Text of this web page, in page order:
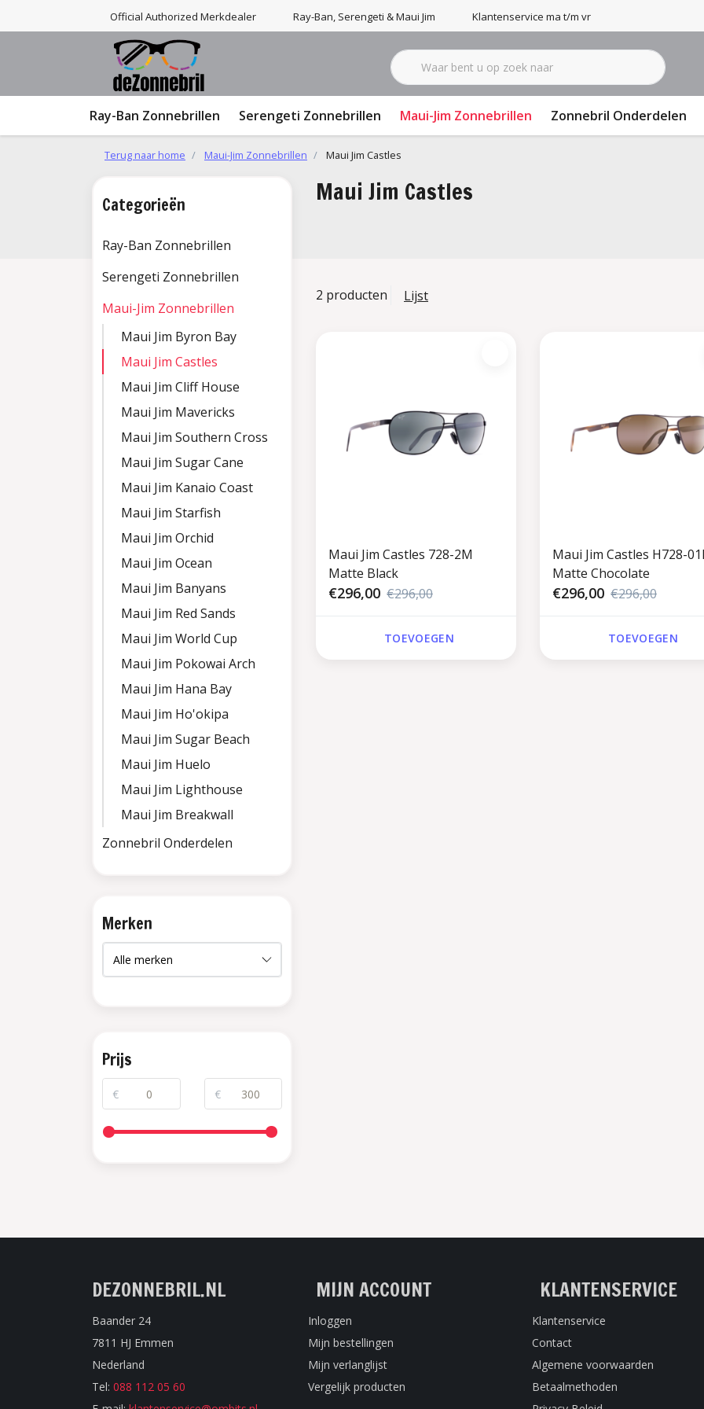
Official Authorized Merkdealer Ray-Ban, Serengeti & Maui Jim Klantenservice ma t/m vr 9-17u
Ray-Ban Zonnebrillen Serengeti Zonnebrillen Maui-Jim Zonnebrillen Zonnebril Onderdelen
Terug naar home Maui-Jim Zonnebrillen Maui Jim Castles
Maui Jim Castles
2 producten Lijst
Maui Jim Castles 728-2M
Matte Black
€296,00 €296,00
TOEVOEGEN
Maui Jim Castles H728-
Matte Chocolate
€296,00 €296,00
TOEVOEGEN
Categorieën
Ray-Ban Zonnebrillen
Serengeti Zonnebrillen
Maui-Jim Zonnebrillen
Maui Jim Byron Bay
Maui Jim Castles
Maui Jim Cliff House
Maui Jim Mavericks
Maui Jim Southern Cross
Maui Jim Sugar Cane
Maui Jim Kanaio Coast
Maui Jim Starfish
Maui Jim Orchid
Maui Jim Ocean
Maui Jim Banyans
Maui Jim Red Sands
Maui Jim World Cup
Maui Jim Pokowai Arch
Maui Jim Hana Bay
Maui Jim Ho'okipa
Maui Jim Sugar Beach
Maui Jim Huelo
Maui Jim Lighthouse
Maui Jim Breakwall
Zonnebril Onderdelen
Merken
Prijs
€ €
DEZONNEBRIL.NL
Baander 24
7811 HJ Emmen
Nederland
Tel: 088 112 05 60
MIJN ACCOUNT
Inloggen
Mijn bestellingen
Mijn verlanglijst
Vergelijk producten
KLANTENSERVICE
Klantenservice
Contact
Algemene voorwaarden
Betaalmethoden